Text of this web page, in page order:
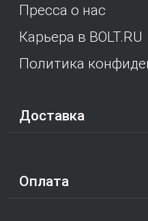
Пресса о нас
Карьера в BOLT.RU
Политика
Доставка
Оплата